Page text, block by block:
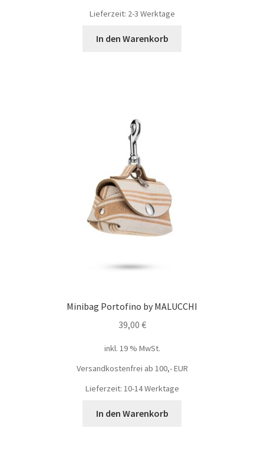
Lieferzeit: 2-3 Werktage
In den Warenkorb
Minibag Portofino by MALUCCHI
39,00 €
inkl. 19 % MwSt.
Versandkostenfrei ab 100,- EUR
Lieferzeit: 10-14 Werktage
In den Warenkorb